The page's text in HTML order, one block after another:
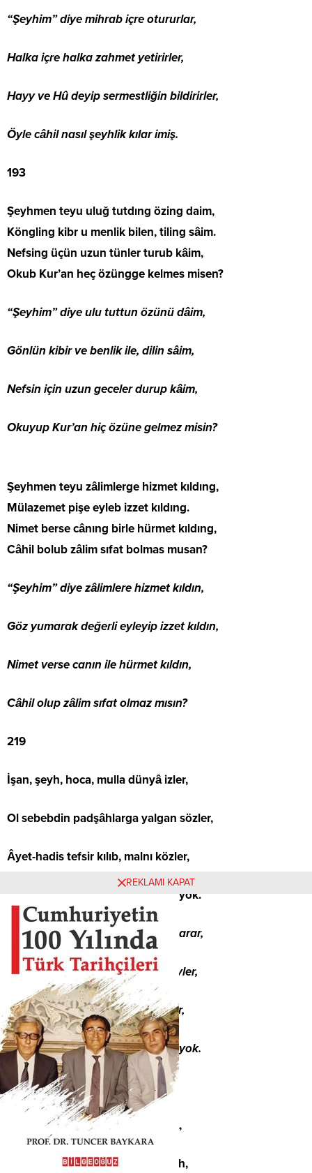
“Şeyhim” diye mihrab içre otururlar,
Halka içre halka zahmet yetirirler,
Hayy ve Hû deyip sermestliğin bildirirler,
Öyle câhil nasıl şeyhlik kılar imiş.
193
Şeyhmen teyu uluğ tutdıng özing daim,
Köngling kibr u menlik bilen, tiling sâim.
Nefsing üçün uzun tünler turub kâim,
Okub Kur’an heç özüngge kelmes misen?
“Şeyhim” diye ulu tuttun özünü dâim,
Gönlün kibir ve benlik ile, dilin sâim,
Nefsin için uzun geceler durup kâim,
Okuyup Kur’an hiç özüne gelmez misin?
Şeyhmen teyu zâlimlerge hizmet kıldıng,
Mülazemet pişe eyleb izzet kıldıng.
Nimet berse cânıng birle hürmet kıldıng,
Câhil bolub zâlim sıfat bolmas musan?
“Şeyhim” diye zâlimlere hizmet kıldın,
Göz yumarak değerli eyleyip izzet kıldın,
Nimet verse canın ile hürmet kıldın,
Câhil olup zâlim sıfat olmaz mısın?
219
İşan, şeyh, hoca, mulla dünyâ izler,
Ol sebebdin padşâhlarga yalgan sözler,
Âyet-hadis tefsir kılıb, malnı közler,
Işk yolıda hergiz mihnet tartkanı yok.
İşan, şeyh, hoca, molla dünyalık arar,
O sebepden sultanlara yalan söyler,
Âyet-hadis tefsir kılıp, malı gözler,
Aşk yolunda asla mihnet çektiği yok.
…
Âhir zaman şeyhleri işi heme riyâ,
Rûzi mahşer riyâları bolgay güvâh,
REKLAMI KAPAT